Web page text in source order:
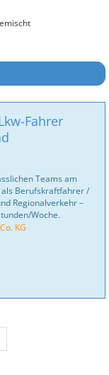
Fahrer
Teams am
als Berufskraftfahrer /
Regionalverkehr –
Woche.
KG